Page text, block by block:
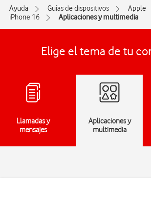
Ayuda Guías de dispositivos
Apple
iPhone 16
Aplicaciones y multimedia
Elige el tema de tu
Llamadas y
mensajes
Aplicaciones y
multimedia